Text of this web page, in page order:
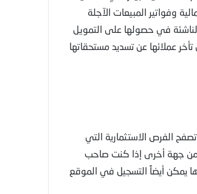
وفواتير المبيعات الآجلة
في حصولها على التمويل
عملائها عن تسديد مستحقاتها
الفرص الاستثمارية التي
من جهة أخرى إذا كنت صاحب
يمكن أيضاًً التسجيل في الموقع